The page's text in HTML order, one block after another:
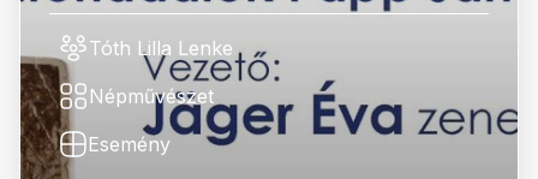
Tóth Lilla Lenke
Népművészet
Esemény